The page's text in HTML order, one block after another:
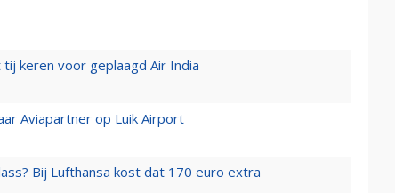
keren voor geplaagd Air India
Aviapartner op Luik Airport
Bij Lufthansa kost dat 170 euro extra